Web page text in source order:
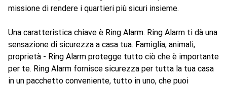
missione di rendere i quartieri più sicuri insieme.
Una caratteristica chiave è Ring Alarm. Ring Alarm ti dà una
sensazione di sicurezza a casa tua. Famiglia, animali,
proprietà - Ring Alarm protegge tutto ciò che è importante
per te. Ring Alarm fornisce sicurezza per tutta la tua casa
in un pacchetto conveniente, tutto in uno, che puoi